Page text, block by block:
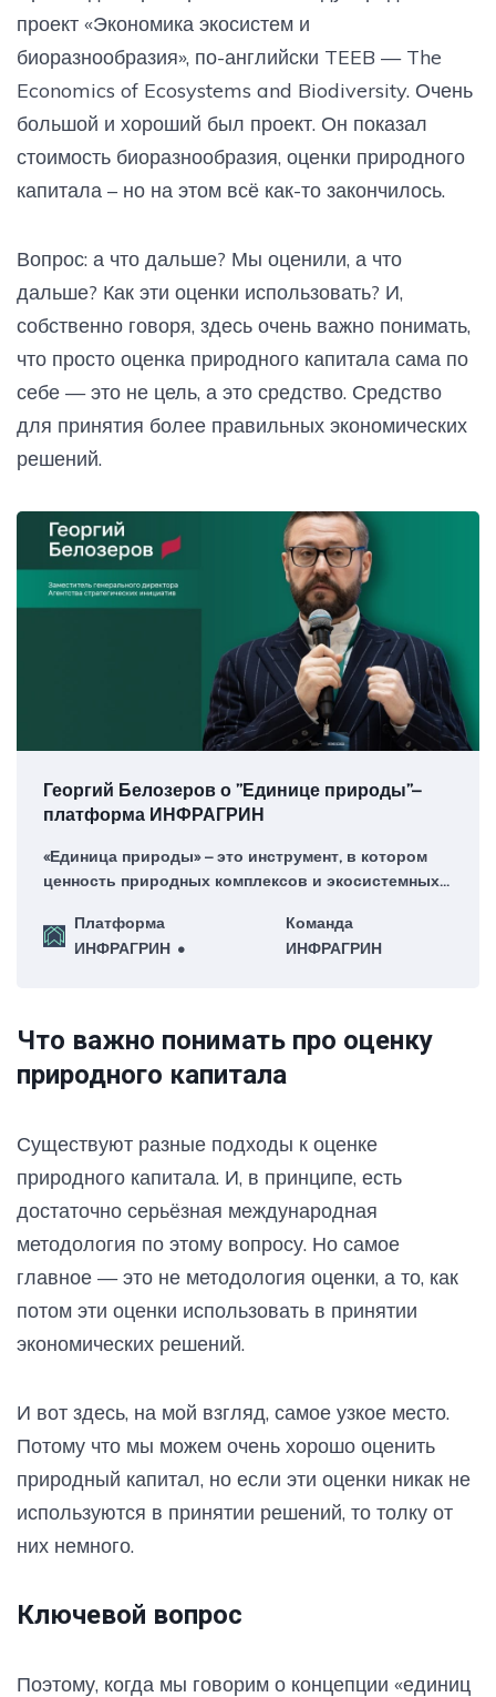
проект «Экономика экосистем и
биоразнообразия», по-английски TEEB — The
Economics of Ecosystems and Biodiversity. Очень
большой и хороший был проект. Он показал
стоимость биоразнообразия, оценки природного
капитала ­– но на этом всё как-то закончилось.
Вопрос: а что дальше? Мы оценили, а что
дальше? Как эти оценки использовать? И,
собственно говоря, здесь очень важно понимать,
что просто оценка природного капитала сама по
себе — это не цель, а это средство. Средство
для принятия более правильных экономических
решений.
Георгий Белозеров о ”Единице природы”–
платформа ИНФРАГРИН
«Единица природы» – это инструмент, в котором
ценность природных комплексов и экосистемных
Платформа
ИНФРАГРИН
Команда
ИНФРАГРИН
Что важно понимать про оценку
природного капитала
Существуют разные подходы к оценке
природного капитала. И, в принципе, есть
достаточно серьёзная международная
методология по этому вопросу. Но самое
главное — это не методология оценки, а то, как
потом эти оценки использовать в принятии
экономических решений.
И вот здесь, на мой взгляд, самое узкое место.
Потому что мы можем очень хорошо оценить
природный капитал, но если эти оценки никак не
используются в принятии решений, то толку от
них немного.
Ключевой вопрос
Поэтому, когда мы говорим о концепции «единиц